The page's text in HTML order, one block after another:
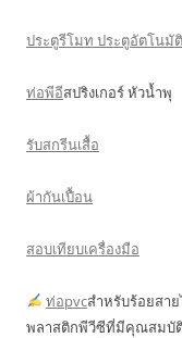
ประตูรีโมท ประตูอัตโนมัติ
ท่อพีอีสปริงเกอร์ หัวน้ำพุ
รับสกรีนเสื้อ
ผ้ากันเปื้อน
สอบเทียบเครื่องมือ
ท่อpvcสำหรับร้อยสา
พลาสติกพีวีซีที่มีคุณสมบั